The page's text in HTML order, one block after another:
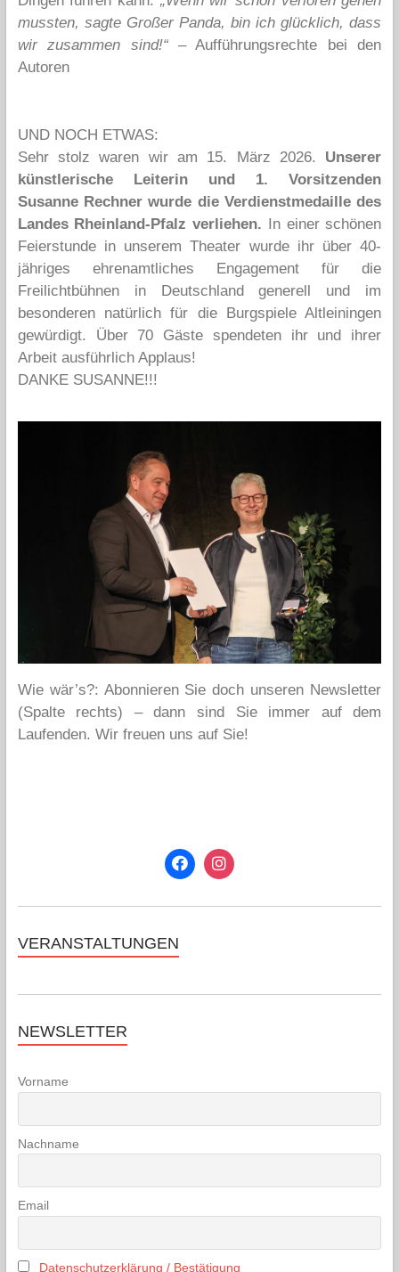
mussten, sagte Großer Panda, bin ich glücklich, dass
wir zusammen sind!“– Aufführungsrechte bei den
Autoren
UND NOCH ETWAS:
Sehr stolz waren wir am 15. März 2026. Unserer
künstlerische Leiterin und 1. Vorsitzenden
Susanne Rechner wurde die Verdienstmedaille des
Landes Rheinland-Pfalz verliehen. In einer schönen
Feierstunde in unserem Theater wurde ihr über 40-
jähriges ehrenamtliches Engagement für die
Freilichtbühnen in Deutschland generell und im
besonderen natürlich für die Burgspiele Altleiningen
gewürdigt. Über 70 Gäste spendeten ihr und ihrer
Arbeit ausführlich Applaus!
DANKE SUSANNE!!!
Wie wär’s?: Abonnieren Sie doch unseren Newsletter
(Spalte rechts) – dann sind Sie immer auf dem
Laufenden. Wir freuen uns auf Sie!
VERANSTALTUNGEN
NEWSLETTER
Vorname
Nachname
Email
Datenschutzerklärung / Bestätigung